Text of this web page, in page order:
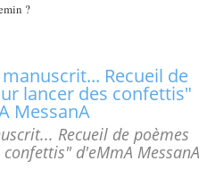
?
Recueil de poèmes
d'eMmA MessanA